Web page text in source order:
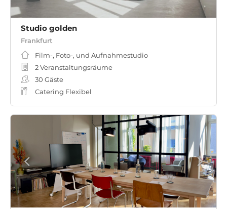
Studio golden
Frankfurt
Film-, Foto-, und Aufnahmestudio
2 Veranstaltungsräume
30 Gäste
Catering Flexibel